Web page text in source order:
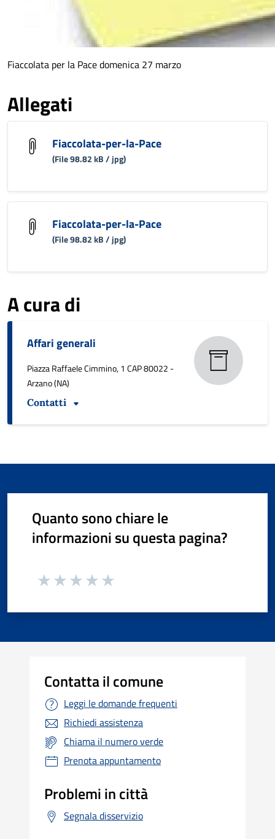
Fiaccolata per la Pace domenica 27 marzo
Allegati
Fiaccolata-per-la-Pace
(File 98.82 kB / jpg)
Fiaccolata-per-la-Pace
(File 98.82 kB / jpg)
A cura di
Affari generali
Piazza Raffaele Cimmino, 1 CAP 80022 -
Arzano (NA)
Contatti
Quanto sono chiare le
informazioni su questa pagina?
Contatta il comune
Leggi le domande frequenti
Richiedi assistenza
Chiama il numero verde
Prenota appuntamento
Problemi in città
Segnala disservizio